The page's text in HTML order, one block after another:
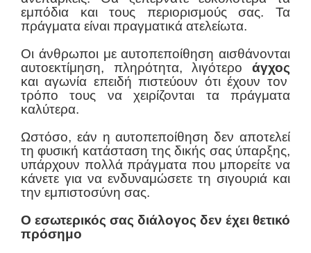
εμπόδια και τους περιορισμούς σας. Τα
πράγματα είναι πραγματικά ατελείωτα.
Οι άνθρωποι με αυτοπεποίθηση αισθάνονται
αυτοεκτίμηση, πληρότητα, λιγότερο άγχος
και αγωνία επειδή πιστεύουν ότι έχουν τον
τρόπο τους να χειρίζονται τα πράγματα
καλύτερα.
Ωστόσο, εάν η αυτοπεποίθηση δεν αποτελεί
τη φυσική κατάσταση της δικής σας ύπαρξης,
υπάρχουν πολλά πράγματα που μπορείτε να
κάνετε για να ενδυναμώσετε τη σιγουριά και
την εμπιστοσύνη σας.
Ο εσωτερικός σας διάλογος δεν έχει θετικό
πρόσημο